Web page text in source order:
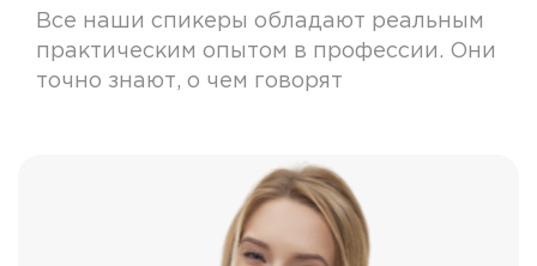
Все наши спикеры обладают реальным
практическим опытом в профессии. Они
точно знают, о чем говорят